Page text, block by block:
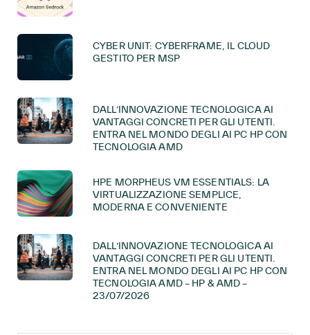
CYBER UNIT: CYBERFRAME, IL CLOUD
GESTITO PER MSP
DALL’INNOVAZIONE TECNOLOGICA AI
VANTAGGI CONCRETI PER GLI UTENTI.
ENTRA NEL MONDO DEGLI AI PC HP CON
TECNOLOGIA AMD
HPE MORPHEUS VM ESSENTIALS: LA
VIRTUALIZZAZIONE SEMPLICE,
MODERNA E CONVENIENTE
DALL’INNOVAZIONE TECNOLOGICA AI
VANTAGGI CONCRETI PER GLI UTENTI.
ENTRA NEL MONDO DEGLI AI PC HP CON
TECNOLOGIA AMD – HP & AMD –
23/07/2026